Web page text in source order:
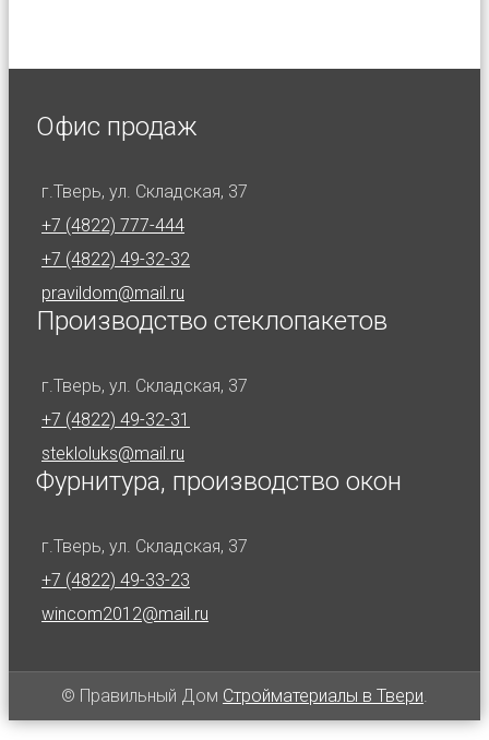
Офис продаж
г.Тверь, ул. Складская, 37
+7 (4822) 777-444
+7 (4822) 49-32-32
pravildom@mail.ru
Производство стеклопакетов
г.Тверь, ул. Складская, 37
+7 (4822) 49-32-31
stekloluks@mail.ru
Фурнитура, производство окон
г.Тверь, ул. Складская, 37
+7 (4822) 49-33-23
wincom2012@mail.ru
© Правильный Дом Стройматериалы в Твери.